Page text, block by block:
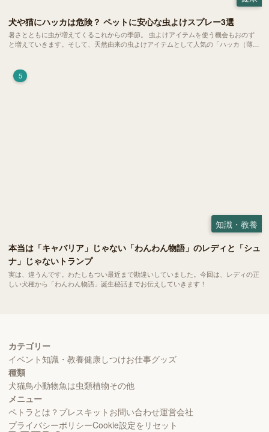
犬や猫にハッカは危険？ ペットに安心な虫よけスプレー3選
暑さとともに虫が増えてくるこれからの季節。 虫よけアイテムを使う機会もおのず
と増えていきます。そして、天然由来の虫よけアイテムとして人気の「ハッカ（薄
5
知識・教養
本当は「キャバリア」じゃない「わんわん物語」のレディと「シュ
ナ」じゃないトランプ
実は、違うんです。わたしもつい最近まで勘違いしていました。今回は、レディの正
しい犬種から「わんわん物語」誕生秘話までお伝えしていきます！
カテゴリー
イベント知識・教養健康しつけお仕事グッズ
種類
犬猫鳥小動物魚は虫類植物その他
メニュー
ペトラとは？ プレスキット お問い合わせ運営会社
プライバシーポリシーCookie設定をリセット